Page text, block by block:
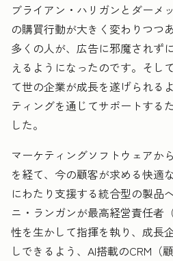
ブライアン・ハリガンとダーメ
の購買行動が大きく変わりつつ
多くの人が、広告に邪魔されず
えるようになったのです。そし
て世の企業が成長を遂げられる
ティングを通じてサポートする
した。
マーケティングソフトウェアか
を経て、今の顧客が求める快適
にわたり支援する統合型の製品
ニ・ランガンが最高経営責任者
性を生かして指揮を執り、成長
しできるよう、AI搭載のCRM（